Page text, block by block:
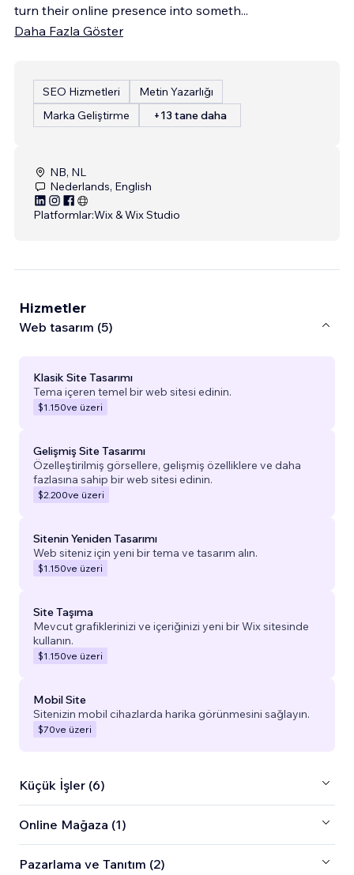
turn their online presence into someth...
Daha Fazla Göster
SEO Hizmetleri
Metin Yazarlığı
Marka Geliştirme
+13 tane daha
NB, NL
Nederlands, English
Platformlar:Wix & Wix Studio
Hizmetler
Web tasarım (5)
Klasik Site Tasarımı
Tema içeren temel bir web sitesi edinin.
$1.150ve üzeri
Gelişmiş Site Tasarımı
Özelleştirilmiş görsellere, gelişmiş özelliklere ve daha
fazlasına sahip bir web sitesi edinin.
$2.200ve üzeri
Sitenin Yeniden Tasarımı
Web siteniz için yeni bir tema ve tasarım alın.
$1.150ve üzeri
Site Taşıma
Mevcut grafiklerinizi ve içeriğinizi yeni bir Wix sitesinde
kullanın.
$1.150ve üzeri
Mobil Site
Sitenizin mobil cihazlarda harika görünmesini sağlayın.
$70ve üzeri
Küçük İşler (6)
Online Mağaza (1)
Pazarlama ve Tanıtım (2)